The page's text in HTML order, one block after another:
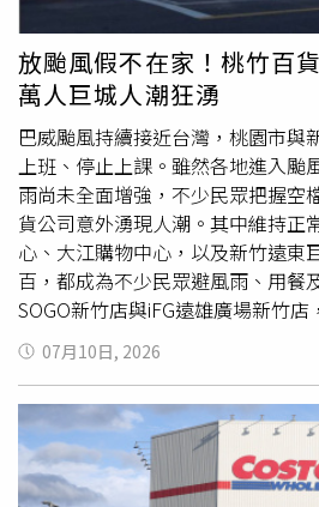
場7月10日維持正常營業，後續仍
天候狀況機動調整。隨著巴威颱風
者表示，後續將持續依中央氣象署
災措施，滾動式調整營業安排。民
或其他消費需求，建議出發前先查
平台最新公告，確認營業狀況後
豪雨期間非必要外出，以維護自身
掙扎。她坦言，依照過去經驗，只
尚未真正增強時，百貨公司往往都
休閒人潮，業績通常也會明顯成長
道兩難的選擇。台北101宣布颱風假
示，寧可放棄一天營收，也要確保
（圖／翻攝自臉書，賈永婕的跑
早就有朋友傳訊息詢問：「101今
為外面真的太熱了！」這番話也反
當成到百貨吹冷氣、逛街購物的機
定「不要跟老天爺賭」，認為無論
工作人員的人身安全，都遠比一天
寧願放棄颱風假可能帶來的業績，
險。她隨後以幽默方式寫下，「今
先放假、預算達成率先放假，EPS
雨過後恢復正常營業，再把這些目
她強調，業績可以再努力追回來，
來，「人平安才是最重要的」，也
放颱風假不在家！桃竹百
萬人巨城人潮狂湧
巴威颱風持續接近台灣，桃園市與
上班、停止上課。雖然各地進入颱
雨尚未全面增強，不少民眾把握空
貨公司意外湧現人潮。其中維持正
心、大江購物中心，以及新竹遠東
百，都成為不少民眾避風雨、用餐
SOGO新竹店與iFG遠雄廣場新竹
全天暫停營業。《《壹蘋新聞網》
曾短暫出現強風豪雨，不過雨勢很
也帶動外出人潮增加。台茂購物中
3萬人次入館，較平日成長約5成，
加，餐飲、美食街及休閒娛樂區都
常營運的大江購物中心，自上午起
07月10日, 2026